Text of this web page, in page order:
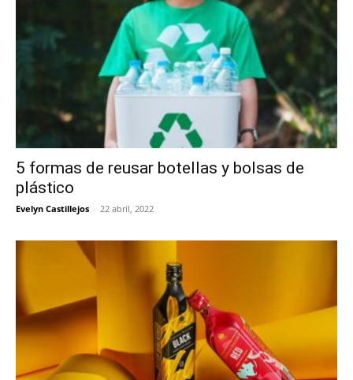
5 formas de reusar botellas y bolsas de
plástico
Evelyn Castillejos - 22 abril, 2022